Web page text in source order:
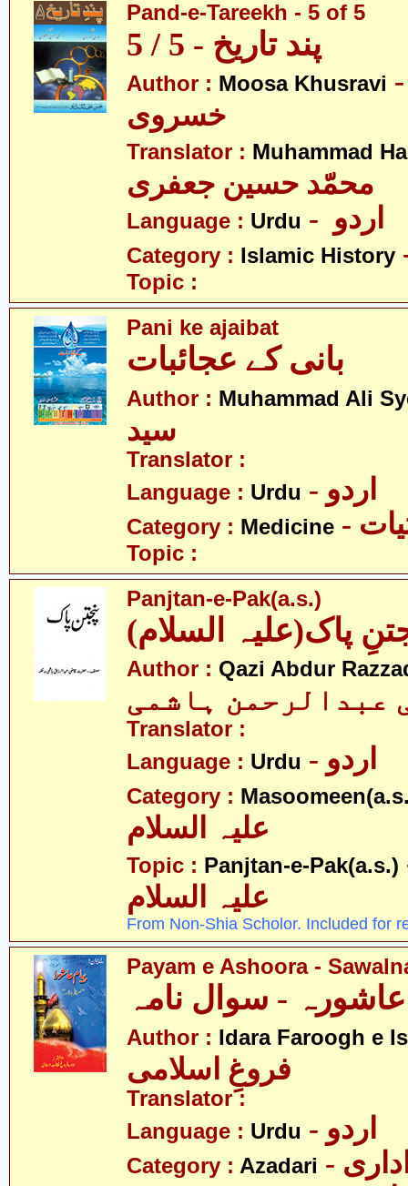
Pand-e-Tareekh - 5 of 5
پند تاریخ - 5 / 5
Author : Moosa Khusravi
خسروی
Translator : Muhammad
محمّد حسین جعفری
Language : Urdu
Category : Islamic History
Topic :
Pani ke ajaibat
بانی کے عجائبات
Author : Muhammad Ali
سید
Translator :
Language : Urdu - اردو
Category : Medicine
Topic :
Panjtan-e-Pak(a.s.)
پاک(علیہ السلام
Author : Qazi Abdur
عبدالرحمن ہاشمی
Translator :
Language : Urdu - اردو
Category :
Topic : Panjtan-e-Pak(a.s.)
علیہ السلام
From Non-Shia Scholor. Included for
Payam e Ashoora -
عاشورہ - سوال نامہ
Author : Idara Faroogh e
فروغِ اسلامی
Translator :
Language : Urdu - اردو
Category : Azadari